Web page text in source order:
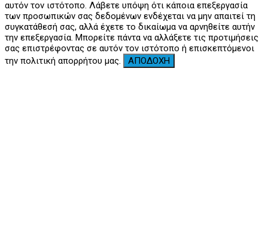
αυτόν τον ιστότοπο. Λάβετε υπόψη ότι κάποια επεξεργασία
των προσωπικών σας δεδομένων ενδέχεται να μην απαιτεί τη
συγκατάθεσή σας, αλλά έχετε το δικαίωμα να αρνηθείτε αυτήν
την επεξεργασία. Μπορείτε πάντα να αλλάξετε τις προτιμήσεις
σας επιστρέφοντας σε αυτόν τον ιστότοπο ή επισκεπτόμενοι
την πολιτική απορρήτου μας.
ΑΠΟΔΟΧΗ